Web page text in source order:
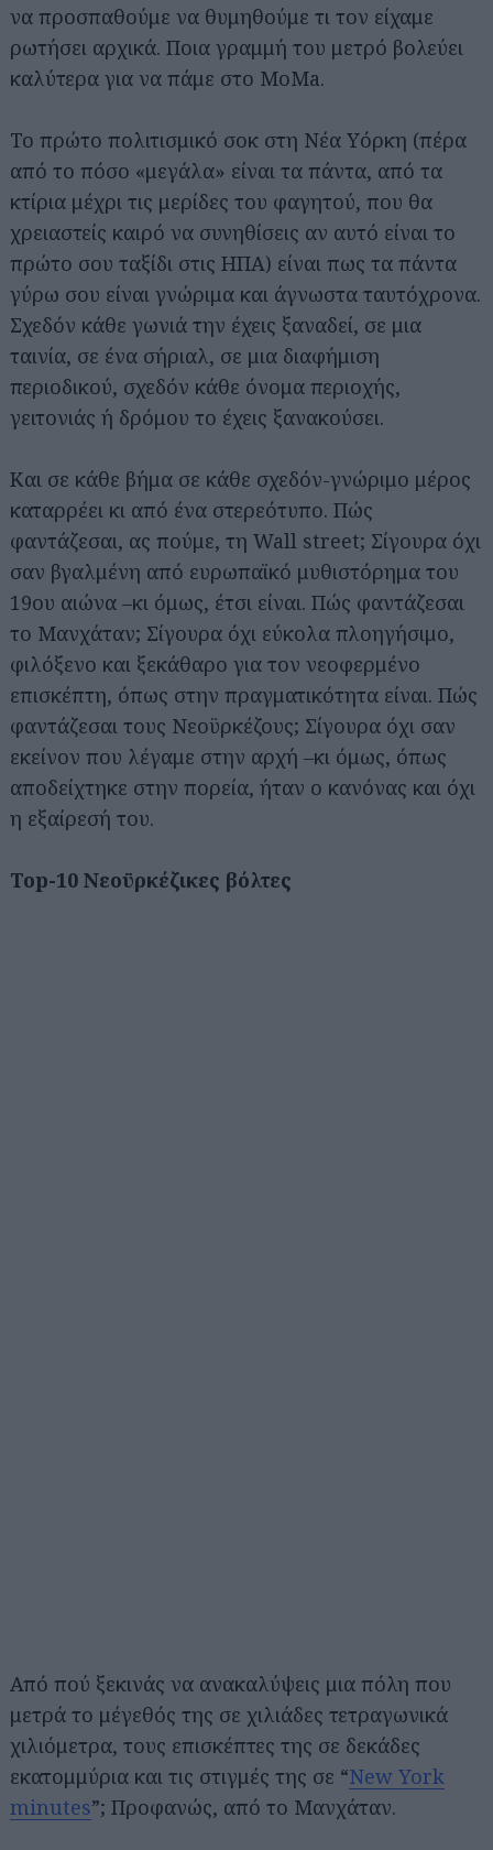
να προσπαθούμε να θυμηθούμε τι τον είχαμε
ρωτήσει αρχικά. Ποια γραμμή του μετρό βολεύει
καλύτερα για να πάμε στο MoMa.
Το πρώτο πολιτισμικό σοκ στη Νέα Υόρκη (πέρα
από το πόσο «μεγάλα» είναι τα πάντα, από τα
κτίρια μέχρι τις μερίδες του φαγητού, που θα
χρειαστείς καιρό να συνηθίσεις αν αυτό είναι το
πρώτο σου ταξίδι στις ΗΠΑ) είναι πως τα πάντα
γύρω σου είναι γνώριμα και άγνωστα ταυτόχρονα.
Σχεδόν κάθε γωνιά την έχεις ξαναδεί, σε μια
ταινία, σε ένα σήριαλ, σε μια διαφήμιση
περιοδικού, σχεδόν κάθε όνομα περιοχής,
γειτονιάς ή δρόμου το έχεις ξανακούσει.
Και σε κάθε βήμα σε κάθε σχεδόν-γνώριμο μέρος
καταρρέει κι από ένα στερεότυπο. Πώς
φαντάζεσαι, ας πούμε, τη Wall street; Σίγουρα όχι
σαν βγαλμένη από ευρωπαϊκό μυθιστόρημα του
19ου αιώνα –κι όμως, έτσι είναι. Πώς φαντάζεσαι
το Μανχάταν; Σίγουρα όχι εύκολα πλοηγήσιμο,
φιλόξενο και ξεκάθαρο για τον νεοφερμένο
επισκέπτη, όπως στην πραγματικότητα είναι. Πώς
φαντάζεσαι τους Νεοϋρκέζους; Σίγουρα όχι σαν
εκείνον που λέγαμε στην αρχή –κι όμως, όπως
αποδείχτηκε στην πορεία, ήταν ο κανόνας και όχι
η εξαίρεσή του.
Top-10 Νεοϋρκέζικες βόλτες
Από πού ξεκινάς να ανακαλύψεις μια πόλη που
μετρά το μέγεθός της σε χιλιάδες τετραγωνικά
χιλιόμετρα, τους επισκέπτες της σε δεκάδες
εκατομμύρια και τις στιγμές της σε “New York
minutes”; Προφανώς, από το Μανχάταν.